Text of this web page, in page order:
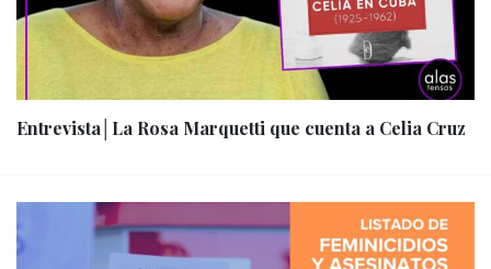
Entrevista│La Rosa Marquetti que cuenta a Celia Cruz